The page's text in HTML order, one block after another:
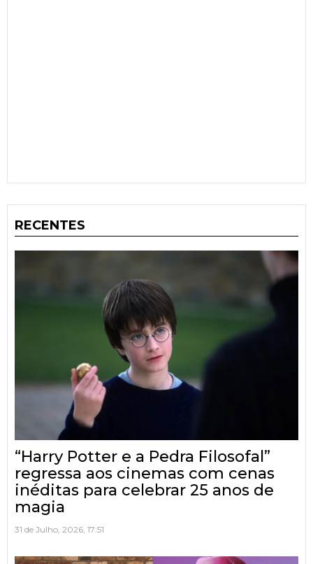
RECENTES
“Harry Potter e a Pedra Filosofal”
regressa aos cinemas com cenas
inéditas para celebrar 25 anos de
magia
31 de Julho, 2026, 17:51